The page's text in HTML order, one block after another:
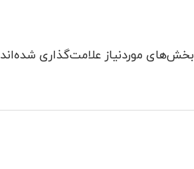
بخش‌های موردنیاز علامت‌گذاری شده‌اند